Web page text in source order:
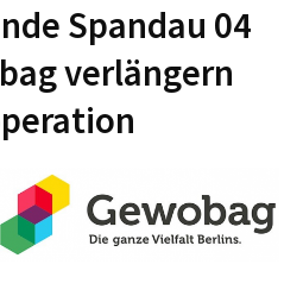
Spandau 04
verlängern